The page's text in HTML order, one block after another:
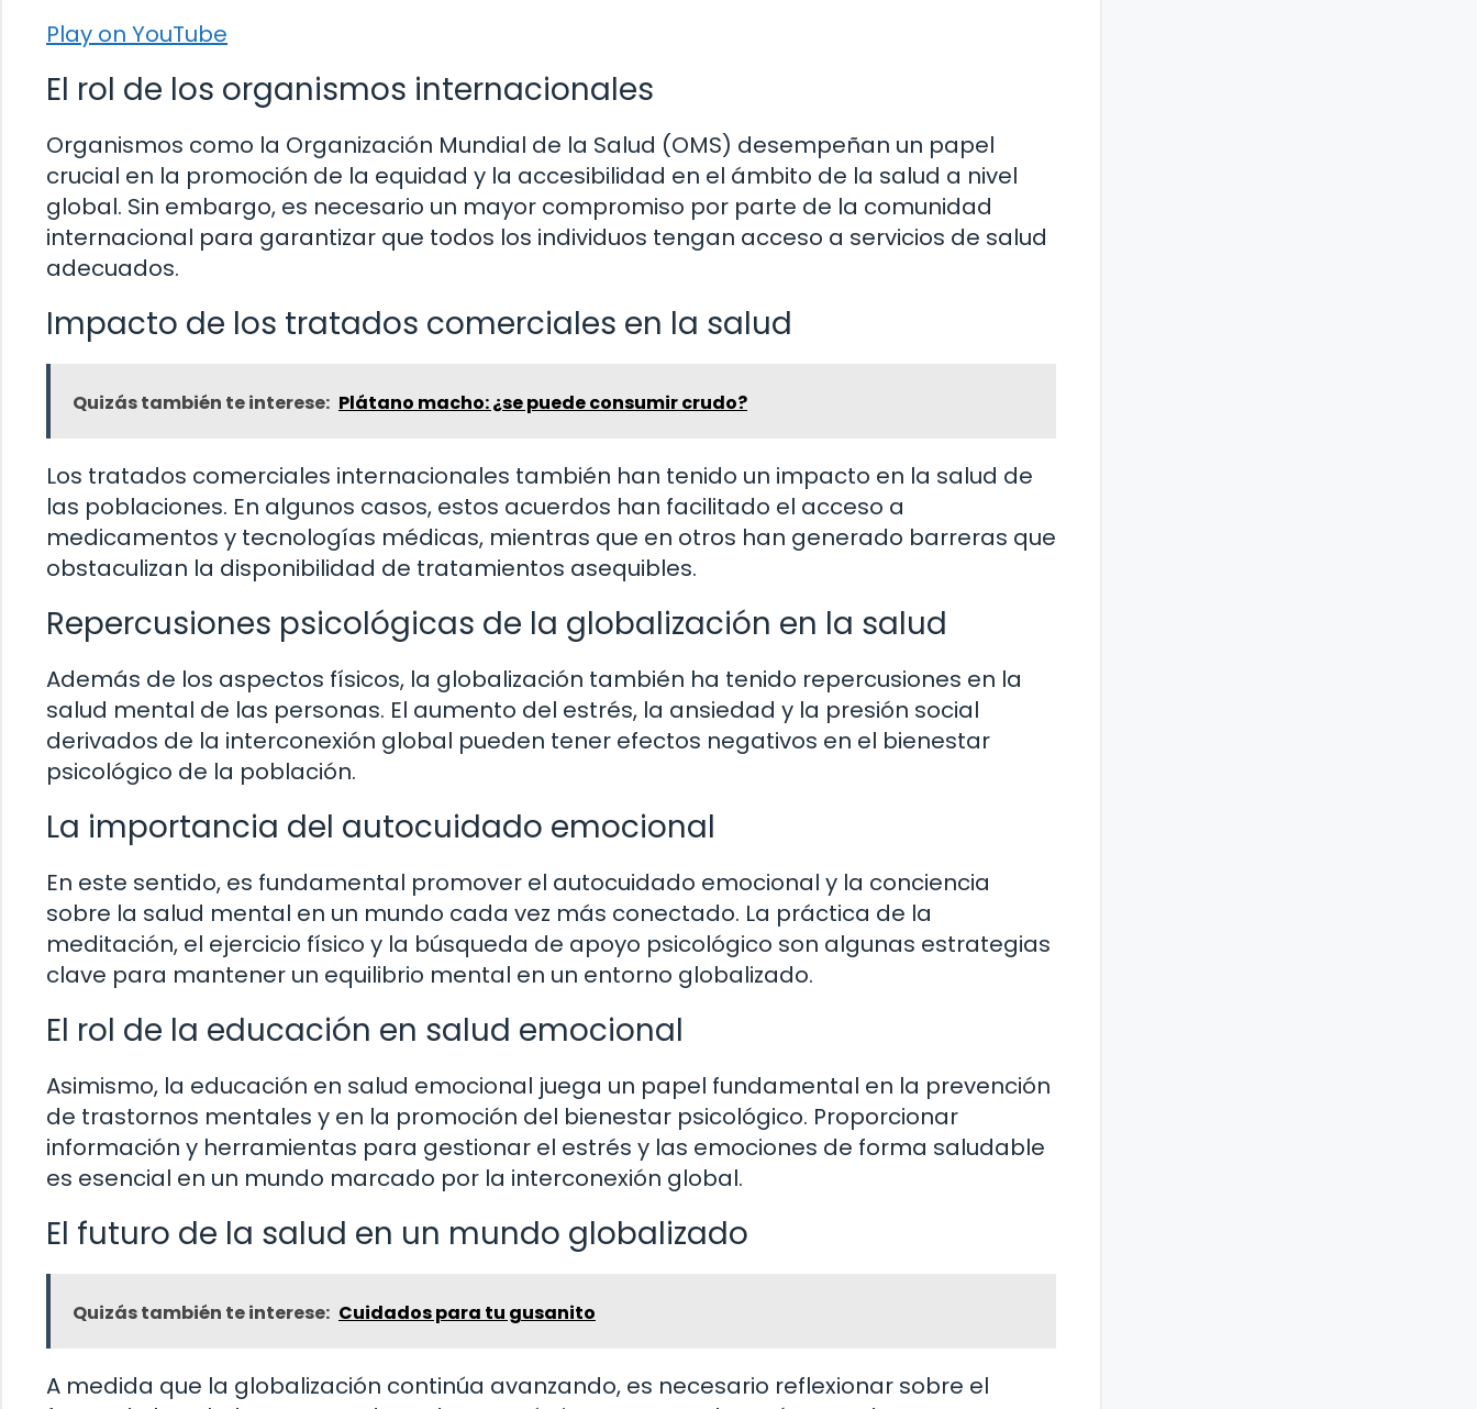
Play on YouTube
El rol de los organismos internacionales
Organismos como la Organización Mundial de la Salud (OMS) desempeñan un papel
crucial en la promoción de la equidad y la accesibilidad en el ámbito de la salud a nivel
global. Sin embargo, es necesario un mayor compromiso por parte de la comunidad
internacional para garantizar que todos los individuos tengan acceso a servicios de salud
adecuados.
Impacto de los tratados comerciales en la salud
Quizás también te interese: Plátano macho: ¿se puede consumir crudo?
Los tratados comerciales internacionales también han tenido un impacto en la salud de
las poblaciones. En algunos casos, estos acuerdos han facilitado el acceso a
medicamentos y tecnologías médicas, mientras que en otros han generado barreras que
obstaculizan la disponibilidad de tratamientos asequibles.
Repercusiones psicológicas de la globalización en la salud
Además de los aspectos físicos, la globalización también ha tenido repercusiones en la
salud mental de las personas. El aumento del estrés, la ansiedad y la presión social
derivados de la interconexión global pueden tener efectos negativos en el bienestar
psicológico de la población.
La importancia del autocuidado emocional
En este sentido, es fundamental promover el autocuidado emocional y la conciencia
sobre la salud mental en un mundo cada vez más conectado. La práctica de la
meditación, el ejercicio físico y la búsqueda de apoyo psicológico son algunas estrategias
clave para mantener un equilibrio mental en un entorno globalizado.
El rol de la educación en salud emocional
Asimismo, la educación en salud emocional juega un papel fundamental en la prevención
de trastornos mentales y en la promoción del bienestar psicológico. Proporcionar
información y herramientas para gestionar el estrés y las emociones de forma saludable
es esencial en un mundo marcado por la interconexión global.
El futuro de la salud en un mundo globalizado
Quizás también te interese: Cuidados para tu gusanito
A medida que la globalización continúa avanzando, es necesario reflexionar sobre el